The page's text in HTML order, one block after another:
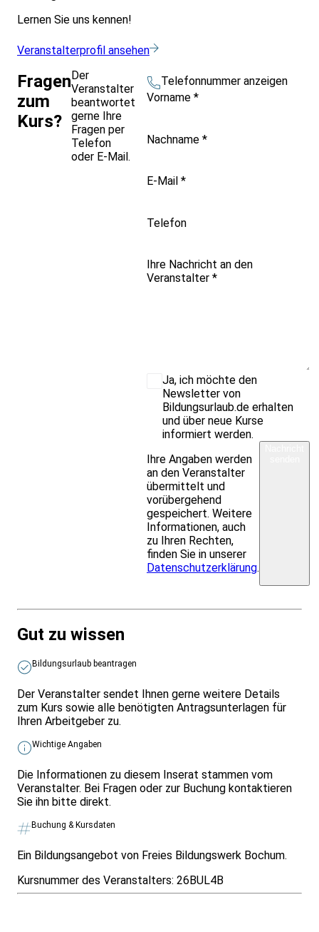
Lernen Sie uns kennen!
Veranstalterprofil ansehen
Fragen
zum
Kurs?
Der
Veranstalter
beantwortet
gerne Ihre
Fragen per
Telefon
oder E-Mail.
Telefonnummer anzeigen
Vorname *
Nachname *
E-Mail *
Telefon
Ihre Nachricht an den
Veranstalter *
Ja, ich möchte den
Newsletter von
Bildungsurlaub.de erhalten
und über neue Kurse
informiert werden.
Ihre Angaben werden
an den Veranstalter
übermittelt und
vorübergehend
gespeichert. Weitere
Informationen, auch
zu Ihren Rechten,
finden Sie in unserer
Datenschutzerklärung.
Gut zu wissen
Bildungsurlaub beantragen
Der Veranstalter sendet Ihnen gerne weitere Details
zum Kurs sowie alle benötigten Antragsunterlagen für
Ihren Arbeitgeber zu.
Wichtige Angaben
Die Informationen zu diesem Inserat stammen vom
Veranstalter. Bei Fragen oder zur Buchung kontaktieren
Sie ihn bitte direkt.
Buchung & Kursdaten
Ein Bildungsangebot von Freies Bildungswerk Bochum.
Kursnummer des Veranstalters: 26BUL4B